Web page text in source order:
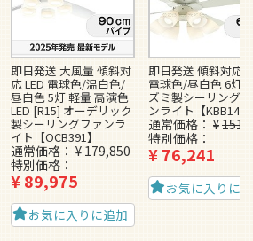
即日発送 大風量 傾斜対
応 LED 電球色/温白色/
昼白色 5灯 軽量 高演色
LED [R15] オーデリック
製シーリングファンラ
イト【OCB391】
通常価格 ¥179,850
特別価格
¥89,975
お気に入りに追加
即日発送 傾斜対応
電球色/昼白色 6灯
ズミ製シーリング
ンライト【KBB148
通常価格 ¥
特別価格
¥76,241
お気に入りに